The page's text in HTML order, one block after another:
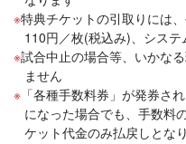
特典チケットの引取りには
110円／枚(税込み)、シス
試合中止の場合等、いかな
ません
「各種手数料券」が発券さ
になった場合でも、手数料
ケット代金のみ払戻しとな